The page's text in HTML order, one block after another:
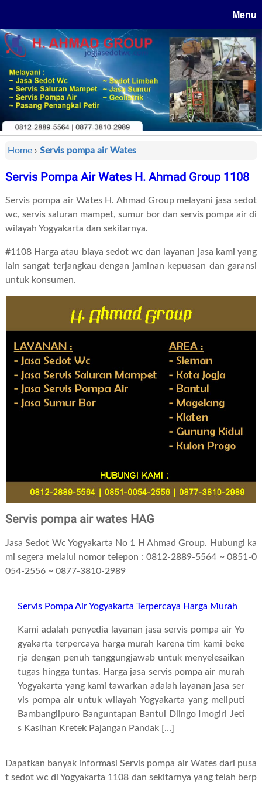
Menu
Home › Servis pompa air Wates
Servis Pompa Air Wates H. Ahmad Group 1108
Servis pompa air Wates H. Ahmad Group melayani jasa sedot
wc, servis saluran mampet, sumur bor dan servis pompa air di
wilayah Yogyakarta dan sekitarnya.
#1108 Harga atau biaya sedot wc dan layanan jasa kami yang
lain sangat terjangkau dengan jaminan kepuasan dan garansi
untuk konsumen.
Servis pompa air wates HAG
Jasa Sedot Wc Yogyakarta No 1 H Ahmad Group. Hubungi ka
mi segera melalui nomor telepon : 0812-2889-5564 ~ 0851-0
054-2556 ~ 0877-3810-2989
Servis Pompa Air Yogyakarta Terpercaya Harga Murah
Kami adalah penyedia layanan jasa servis pompa air Yo
gyakarta terpercaya harga murah karena tim kami beke
rja dengan penuh tanggungjawab untuk menyelesaikan
tugas hingga tuntas. Harga jasa servis pompa air murah
Yogyakarta yang kami tawarkan adalah layanan jasa ser
vis pompa air untuk wilayah Yogyakarta yang meliputi
Bambanglipuro Banguntapan Bantul Dlingo Imogiri Jeti
s Kasihan Kretek Pajangan Pandak […]
Dapatkan banyak informasi Servis pompa air Wates dari pusa
t sedot wc di Yogyakarta 1108 dan sekitarnya yang telah berp